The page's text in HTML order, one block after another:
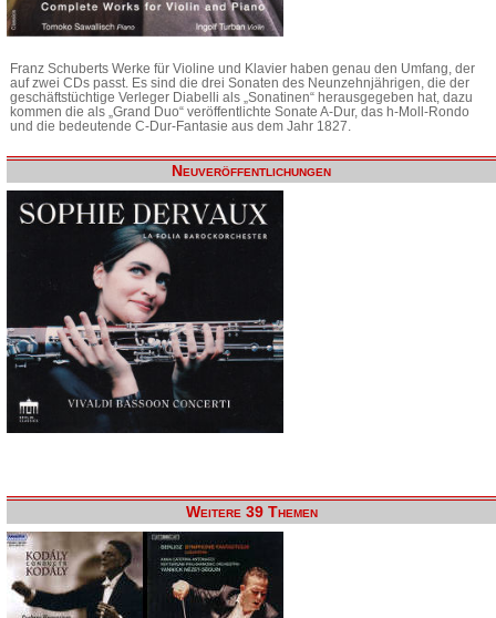
Franz Schuberts Werke für Violine und Klavier haben genau den Umfang, der
auf zwei CDs passt. Es sind die drei Sonaten des Neunzehnjährigen, die der
geschäftstüchtige Verleger Diabelli als „Sonatinen“ herausgegeben hat, dazu
kommen die als „Grand Duo“ veröffentlichte Sonate A-Dur, das h-Moll-Rondo
und die bedeutende C-Dur-Fantasie aus dem Jahr 1827.
Neuveröffentlichungen
Weitere 39 Themen